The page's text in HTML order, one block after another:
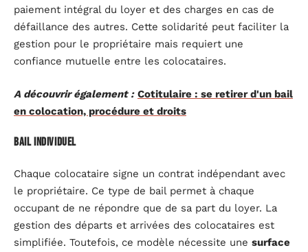
paiement intégral du loyer et des charges en cas de
défaillance des autres. Cette solidarité peut faciliter la
gestion pour le propriétaire mais requiert une
confiance mutuelle entre les colocataires.
A découvrir également : Cotitulaire : se retirer d'un bail
en colocation, procédure et droits
Bail individuel
Chaque colocataire signe un contrat indépendant avec
le propriétaire. Ce type de bail permet à chaque
occupant de ne répondre que de sa part du loyer. La
gestion des départs et arrivées des colocataires est
simplifiée. Toutefois, ce modèle nécessite une surface